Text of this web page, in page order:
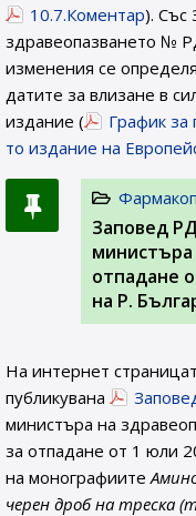
10.7.Коментар). Със
здравеопазването №
изменения се
датите за влизане в
издание (
График за
то издание на
Заповед
министъра
отпадане
на Р.
На интернет
публикувана
министъра на
за отпадане от 1 юли
на монографиите
черен дроб на треска